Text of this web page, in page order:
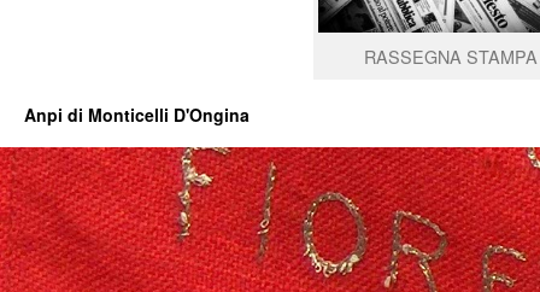
RASSEGNA STAMPA
Anpi di Monticelli D'Ongina